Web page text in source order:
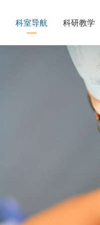
科室导航 科研教学